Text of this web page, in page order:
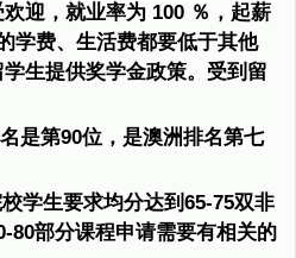
迎，就业率为 100 ％，起薪
学费、生活费都要低于其他
生提供奖学金政策。受到留
是第90位，是澳洲排名第七
学生要求均分达到65-75双非
80部分课程申请需要有相关的